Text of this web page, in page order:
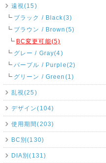
遠視(15)
ブラック / Black(3)
ブラウン / Brown(5)
BC変更可能(5)
グレー / Gray(4)
パープル / Purple(2)
グリーン / Green(1)
乱視(25)
デザイン(104)
使用期間(203)
BC別(130)
DIA別(131)